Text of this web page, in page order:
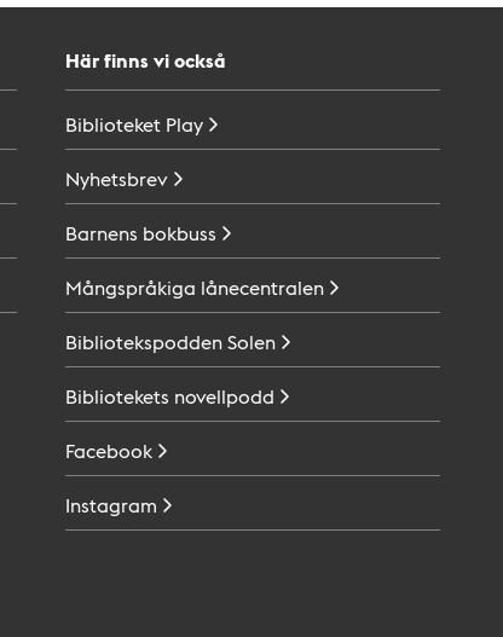
Här finns vi också
Biblioteket Play
Nyhetsbrev
Barnens bokbuss
Mångspråkiga lånecentralen
BibliotekspoddenSolen
Bibliotekets novellpodd
Facebook
Instagram